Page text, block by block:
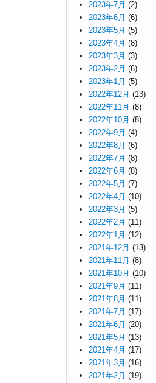
2023年7月 (2)
2023年6月 (6)
2023年5月 (5)
2023年4月 (8)
2023年3月 (3)
2023年2月 (6)
2023年1月 (5)
2022年12月 (13)
2022年11月 (8)
2022年10月 (8)
2022年9月 (4)
2022年8月 (6)
2022年7月 (8)
2022年6月 (8)
2022年5月 (7)
2022年4月 (10)
2022年3月 (5)
2022年2月 (11)
2022年1月 (12)
2021年12月 (13)
2021年11月 (8)
2021年10月 (10)
2021年9月 (11)
2021年8月 (11)
2021年7月 (17)
2021年6月 (20)
2021年5月 (13)
2021年4月 (17)
2021年3月 (16)
2021年2月 (19)